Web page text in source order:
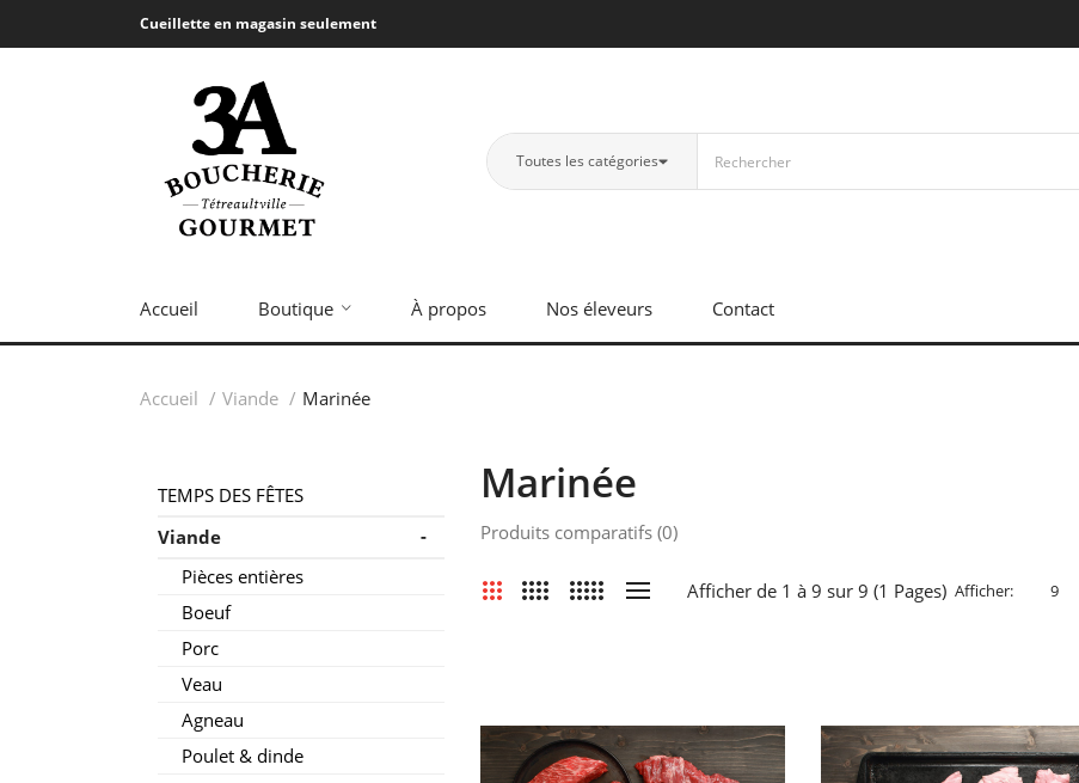
Cueillette en magasin seulement
Toutes les catégories
Accueil Boutique À propos Nos éleveurs Contact
Accueil Viande Marinée
TEMPS DES FÊTES
Viande
-
Pièces entières
Boeuf
Porc
Veau
Agneau
Poulet & dinde
Marinée
Produits comparatifs (0)
Afficher de 1 à 9 sur 9 (1 Pages) Afficher: